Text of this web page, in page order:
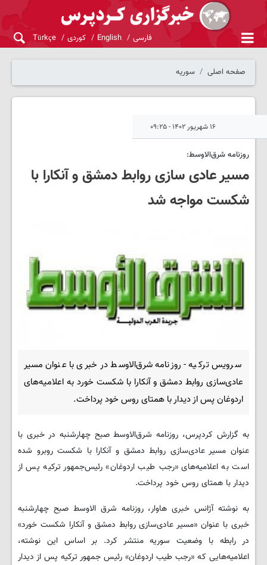
فارسی English کوردی Türkçe
صفحه اصلی سوریه
۱۶ شهریور ۱۴۰۲ - ۰۹:۲۵
روزنامه شرق‌الاوسط:
مسیر عادی سازی روابط دمشق و آنکارا با
شکست مواجه شد
سرویس ترکیه - روزنامه شرق‌الاوسط در خبری با عنوان مسیر
عادی‌سازی روابط دمشق و آنکارا با شکست خورد به اعلامیه‌های
اردوغان پس از دیدار با همتای روس خود پرداخت.
به گزارش کردپرس، روزنامه شرق‌الاوسط صبح چهارشنبه در خبری با
عنوان مسیر عادی‌سازی روابط دمشق و آنکارا با شکست روبرو شده
است به اعلامیه‌های «رجب‌ طیب اردوغان» رئیس‌جمهور ترکیه پس از
دیدار با همتای روس خود پرداخت.
به نوشته آژانس خبری هاوار، روزنامه شرق الاوسط صبح چهارشنبه
خبری با عنوان «مسیر عادی‌سازی روابط دمشق و آنکارا شکست خورد»
در رابطه با وضعیت سوریه منتشر کرد. بر اساس این نوشته،
اعلامیه‌هایی که «رجب طیب اردوغان» رئیس جمهور ترکیه پس از دیدار